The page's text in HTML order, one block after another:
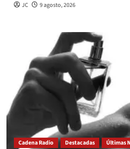
JC 9 agosto, 2026
Cadena Radio Destacadas Últimas